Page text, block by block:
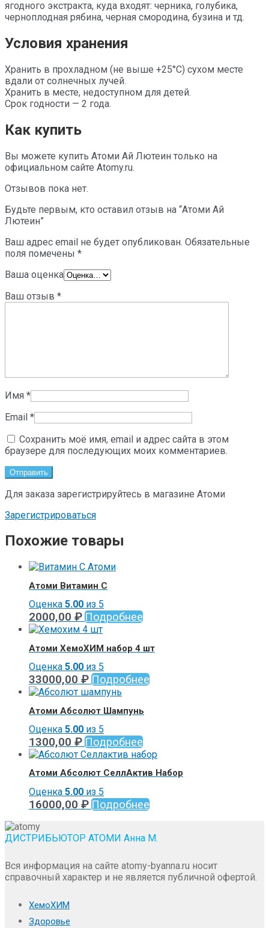
ягодного экстракта, куда входят: черника, голубика,
черноплодная рябина, черная смородина, бузина и тд.
Условия хранения
Хранить в прохладном (не выше +25°C) сухом месте
вдали от солнечных лучей.
Хранить в месте, недоступном для детей.
Срок годности — 2 года.
Как купить
Вы можете купить Атоми Ай Лютеин только на
официальном сайте Atomy.ru.
Отзывов пока нет.
Будьте первым, кто оставил отзыв на “Атоми Ай
Лютеин”
Ваш адрес email не будет опубликован. Обязательные
поля помечены *
Ваша оценка
Ваш отзыв *
Имя *
Email *
Сохранить моё имя, email и адрес сайта в этом
браузере для последующих моих комментариев.
Для заказа зарегистрируйтесь в магазине Атоми
Зарегистрироваться
Похожие товары
Атоми Витамин С
Оценка 5.00 из 5
2000,00 ₽Подробнее
Атоми ХемоХИМ набор 4 шт
Оценка 5.00 из 5
33000,00 ₽Подробнее
Атоми Абсолют Шампунь
Оценка 5.00 из 5
1300,00 ₽Подробнее
Атоми Абсолют СеллАктив Набор
Оценка 5.00 из 5
16000,00 ₽Подробнее
ДИСТРИБЬЮТОР АТОМИ Анна М.
Вся информация на сайте atomy-byanna.ru носит
справочный характер и не является публичной офертой.
ХемоХИМ
Здоровье